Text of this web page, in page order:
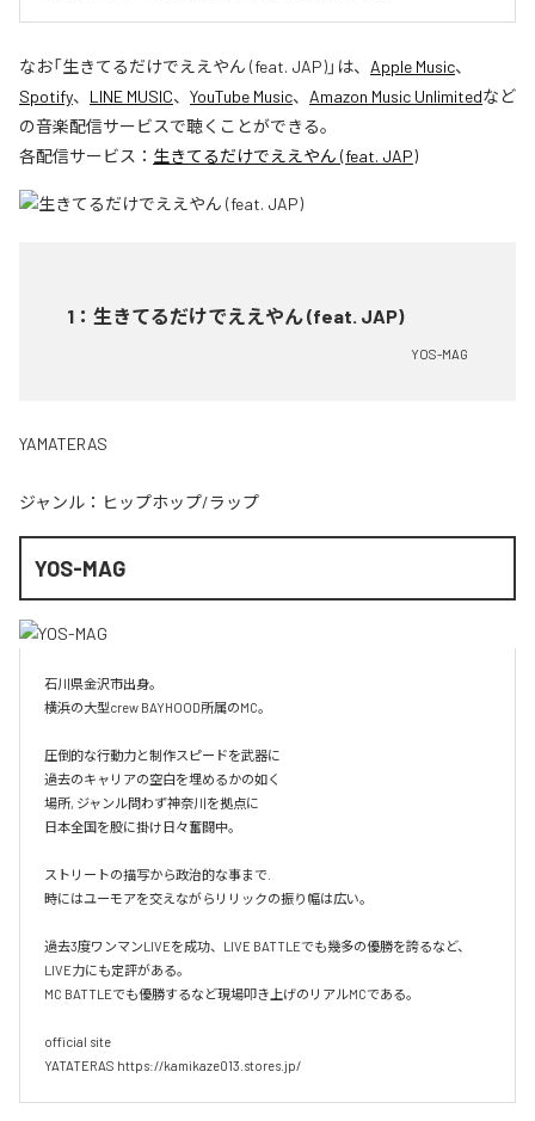
なお「生きてるだけでええやん (feat. JAP)」は、 Apple Music、
Spotify、 LINE MUSIC、 YouTube Music、 Amazon Music Unlimitedなど
の音楽配信サービスで聴くことができる。
各配信サービス： 生きてるだけでええやん (feat. JAP)
1 ： 生きてるだけでええやん (feat. JAP)
YOS-MAG
YAMATERAS
ジャンル： ヒップホップ/ラップ
YOS-MAG
石川県金沢市出身。
横浜の大型crew BAYHOOD所属のMC。
圧倒的な行動力と制作スピードを武器に
過去のキャリアの空白を埋めるかの如く
場所, ジャンル問わず神奈川を拠点に
日本全国を股に掛け日々奮闘中。
ストリートの描写から政治的な事まで.
時にはユーモアを交えながらリリックの振り幅は広い。
過去3度ワンマンLIVEを成功、LIVE BATTLEでも幾多の優勝を誇るなど、
LIVE力にも定評がある。
MC BATTLEでも優勝するなど現場叩き上げのリアルMCである。
official site
YATATERAS https://kamikaze013.stores.jp/